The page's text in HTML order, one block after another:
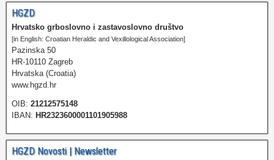
HGZD
Hrvatsko grboslovno i zastavoslovno društvo
[in English: Croatian Heraldic and Vexillological Association]
Pazinska 50
HR-10110 Zagreb
Hrvatska (Croatia)
www.hgzd.hr
OIB: 21212575148
IBAN: HR2323600001101905988
HGZD Novosti | Newsletter